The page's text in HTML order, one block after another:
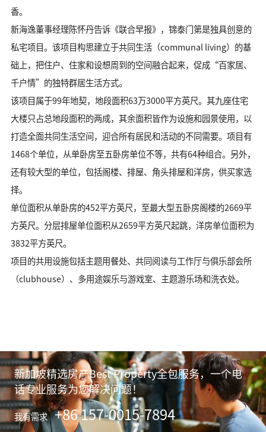
香。
新海逸董事经理陈怀丹告诉《联合早报》，锦泰门第是独具创意的
私宅项目。该项目构思建立于共同生活（communal living）的基
础上，把住户、住家和设想周到的空间融合起来，促成“百家居、
千户情”的独特群居生活方式。
该项目属于99年地契，地段面积63万3000平方英尺。其九座住宅
大楼只占总地段面积的两成，其余面积皆作为设施和园景使用，以
打造全面共同生活空间，迎合所有居民和活动的不同需要。项目有
1468个单位，从单卧房至五卧房单位不等，共有64种组合。另外，
还有较大型的单位，包括阁楼、排屋、角头排屋和洋房，供买家选
择。
单位面积从单卧房的452平方英尺，至最大型五卧房阁楼的2669平
方英尺。分层排屋单位面积从2659平方英尺起跳，洋房单位面积为
3832平方英尺。
项目的共用设施包括主题用餐处、共同阅读与工作厅与俱乐部会所
（clubhouse）、多用途娱乐与游戏室、主题游乐场和洗衣处。
新加坡精选房产Best Property全包服务，一个电
话专业服务为您解决问题！
我有需求 +86 157-0015-7894